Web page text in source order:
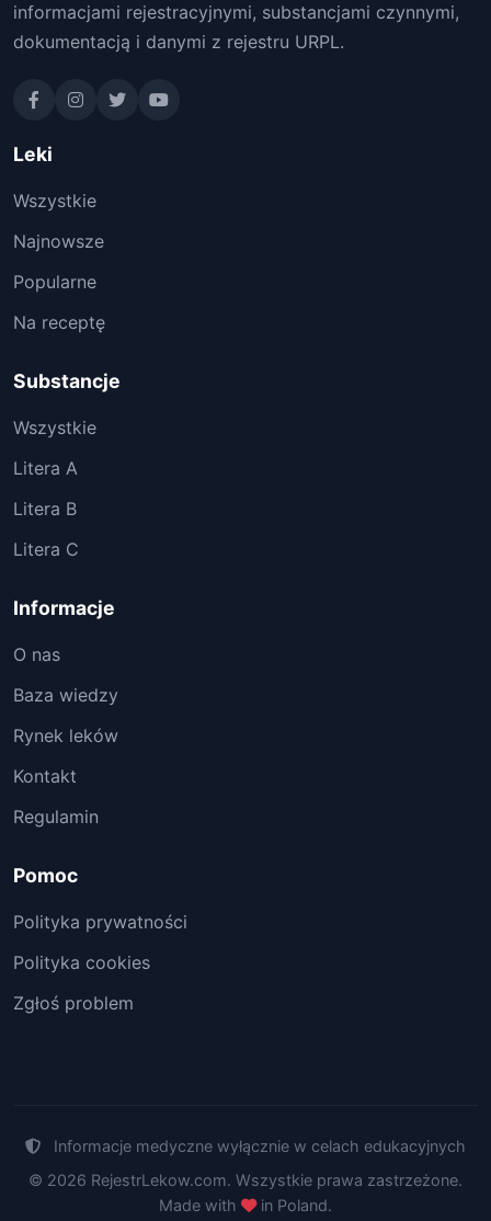
informacjami rejestracyjnymi, substancjami czynnymi,
dokumentacją i danymi z rejestru URPL.
Leki
Wszystkie
Najnowsze
Popularne
Na receptę
Substancje
Wszystkie
Litera A
Litera B
Litera C
Informacje
O nas
Baza wiedzy
Rynek leków
Kontakt
Regulamin
Pomoc
Polityka prywatności
Polityka cookies
Zgłoś problem
Informacje medyczne wyłącznie w celach edukacyjnych
© 2026 RejestrLekow.com. Wszystkie prawa zastrzeżone.
Made with
in Poland.